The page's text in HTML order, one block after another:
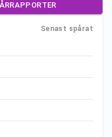
Senast spårat